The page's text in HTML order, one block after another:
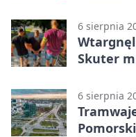
6 sierpnia
Skuter
6 sierpnia